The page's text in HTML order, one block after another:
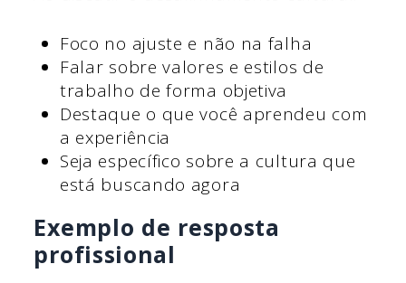
Foco no ajuste e não na falha
Falar sobre valores e estilos de
trabalho de forma objetiva
Destaque o que você aprendeu com
a experiência
Seja específico sobre a cultura que
está buscando agora
Exemplo de resposta
profissional